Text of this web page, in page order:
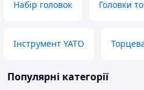
Набір головок Головки
Інструмент YATO
Популярні категорії